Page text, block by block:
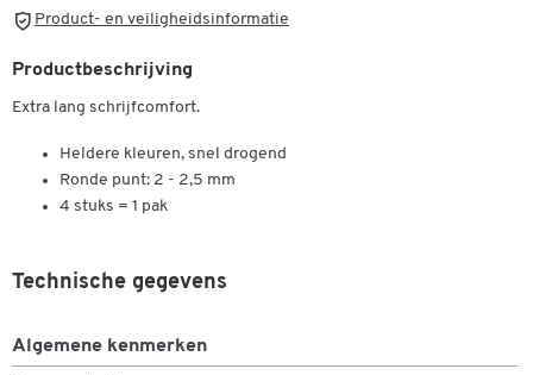
Product- en veiligheidsinformatie
Productbeschrijving
Extra lang schrijfcomfort.
Heldere kleuren, snel drogend
Ronde punt: 2 - 2,5 mm
4 stuks = 1 pak
Technische gegevens
Algemene kenmerken
Dubbelklik om in te zoomen